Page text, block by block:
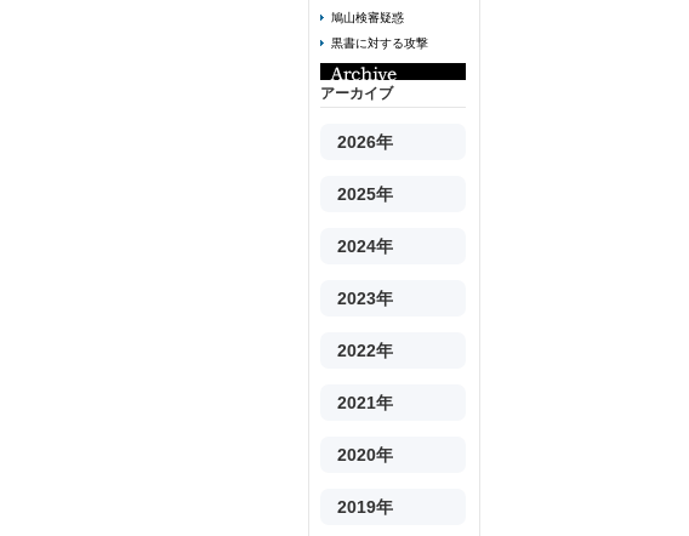
鳩山検審疑惑
黒書に対する攻撃
アーカイブ
2026年
2025年
2024年
2023年
2022年
2021年
2020年
2019年